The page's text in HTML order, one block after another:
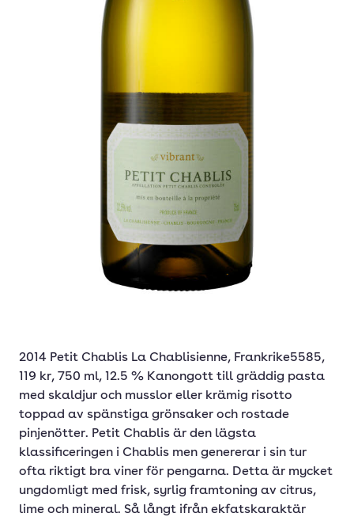
2014 Petit Chablis La Chablisienne, Frankrike5585,
119 kr, 750 ml, 12.5 % Kanongott till gräddig pasta
med skaldjur och musslor eller krämig risotto
toppad av spänstiga grönsaker och rostade
pinjenötter. Petit Chablis är den lägsta
klassificeringen i Chablis men genererar i sin tur
ofta riktigt bra viner för pengarna. Detta är mycket
ungdomligt med frisk, syrlig framtoning av citrus,
lime och mineral. Så långt ifrån ekfatskaraktär